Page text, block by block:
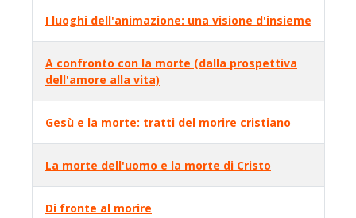
I luoghi dell'animazione: una visione d'insieme
A confronto con la morte (dalla prospettiva
dell'amore alla vita)
Gesù e la morte: tratti del morire cristiano
La morte dell'uomo e la morte di Cristo
Di fronte al morire